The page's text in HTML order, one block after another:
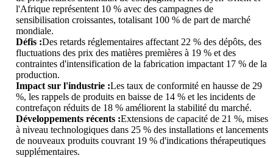
l'Afrique représentent 10 % avec des campagnes de
sensibilisation croissantes, totalisant 100 % de part de marché
mondiale.
Défis :Des retards réglementaires affectant 22 % des dépôts, des
fluctuations des prix des matières premières à 19 % et des
contraintes d'intensification de la fabrication impactant 17 % de la
production.
Impact sur l'industrie :Les taux de conformité en hausse de 29
%, les rappels de produits en baisse de 14 % et les incidents de
contrefaçon réduits de 18 % améliorent la stabilité du marché.
Développements récents :Extensions de capacité de 21 %, mises
à niveau technologiques dans 25 % des installations et lancements
de nouveaux produits couvrant 19 % d'indications thérapeutiques
supplémentaires.